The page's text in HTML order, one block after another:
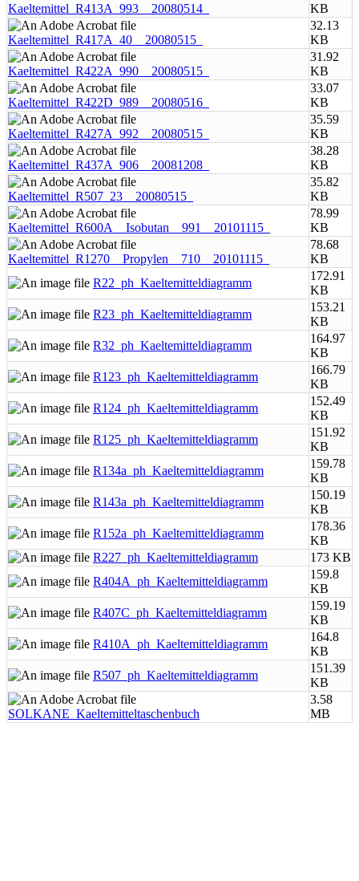
Kaeltemittel_R413A_993__20080514_
KB
Kaeltemittel_R417A_40__20080515_
32.13
KB
Kaeltemittel_R422A_990__20080515_
31.92
KB
Kaeltemittel_R422D_989__20080516_
33.07
KB
Kaeltemittel_R427A_992__20080515_
35.59
KB
Kaeltemittel_R437A_906__20081208_
38.28
KB
Kaeltemittel_R507_23__20080515_
35.82
KB
Kaeltemittel_R600A__Isobutan__991__20101115_
78.99
KB
Kaeltemittel_R1270__Propylen__710__20101115_
78.68
KB
R22_ph_Kaeltemitteldiagramm
172.91
KB
R23_ph_Kaeltemitteldiagramm
153.21
KB
R32_ph_Kaeltemitteldiagramm
164.97
KB
R123_ph_Kaeltemitteldiagramm
166.79
KB
R124_ph_Kaeltemitteldiagramm
152.49
KB
R125_ph_Kaeltemitteldiagramm
151.92
KB
R134a_ph_Kaeltemitteldiagramm
159.78
KB
R143a_ph_Kaeltemitteldiagramm
150.19
KB
R152a_ph_Kaeltemitteldiagramm
178.36
KB
R227_ph_Kaeltemitteldiagramm
173 KB
R404A_ph_Kaeltemitteldiagramm
159.8
KB
R407C_ph_Kaeltemitteldiagramm
159.19
KB
R410A_ph_Kaeltemitteldiagramm
164.8
KB
R507_ph_Kaeltemitteldiagramm
151.39
KB
SOLKANE_Kaeltemitteltaschenbuch
3.58
MB